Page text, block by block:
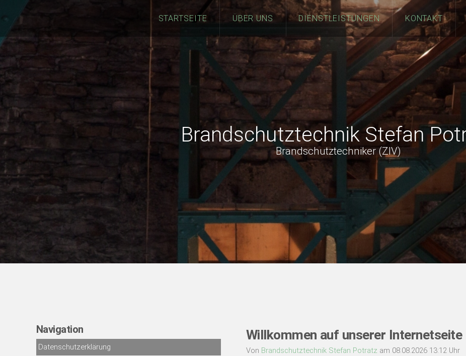
STARTSEITE ÜBER UNS DIENSTLEISTUNGEN KONTAKT
Brandschutztechnik Stefan
Brandschutztechniker (ZIV)
Navigation
Datenschutzerklärung
Willkommen auf unserer Internetseite
Von Brandschutztechnik Stefan Potratzam 08.08.2026 13:12 Uhr